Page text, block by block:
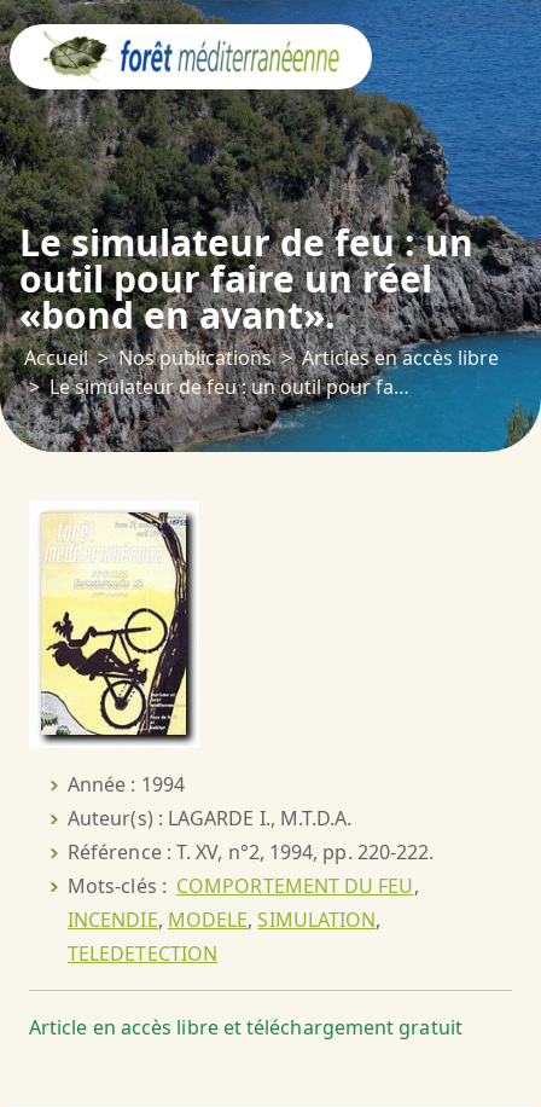
Le simulateur de feu : un
outil pour faire un réel
«bond en avant».
Accueil Nos publications
Articles en accès libre
Le simulateur de feu : un outil pour faire un réel «bond en avant».
Année : 1994
Auteur(s) : LAGARDE I., M.T.D.A.
Référence : T. XV, n°2, 1994, pp. 220-222.
Mots-clés : COMPORTEMENT DU FEU,
INCENDIE, MODELE,SIMULATION,
TELEDETECTION
Article en accès libre et téléchargement gratuit
Panneau de gestion des cookies